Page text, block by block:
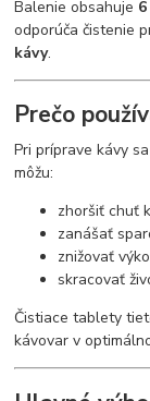
Balenie obsahuje
odporúča čistenie
kávy.
Prečo
Pri príprave kávy
môžu:
zhoršiť chuť
zanášať
znižovať
skracovať
Čistiace tablety
kávovar v